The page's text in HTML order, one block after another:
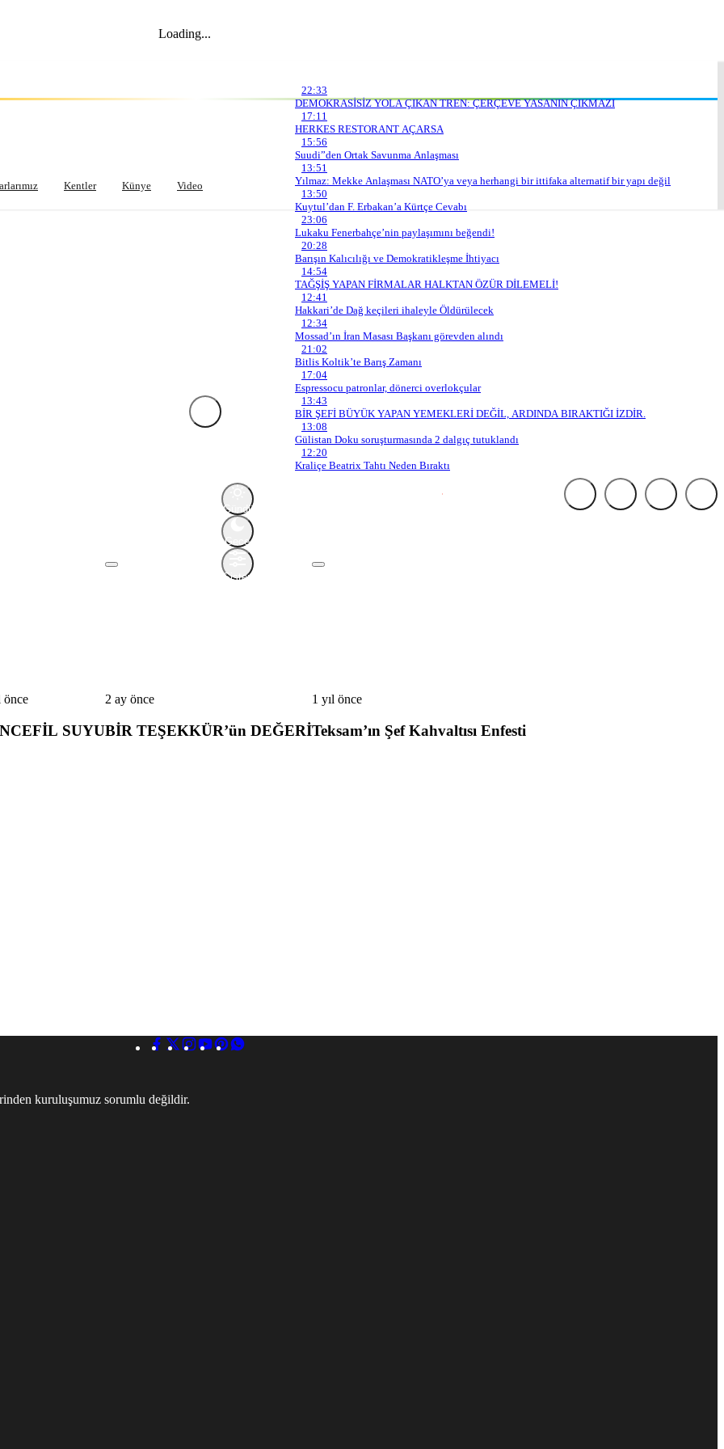
Loading...
22:33
DEMOKRASİSİZ YOLA ÇIKAN TREN: ÇERÇEVE YASANIN ÇIKMAZI
17:11
HERKES RESTORANT AÇARSA
15:56
Suudi”den Ortak Savunma Anlaşması
13:51
Yılmaz: Mekke Anlaşması NATO’ya veya herhangi bir ittifaka alternatif bir yapı değil
13:50
Kuytul’dan F. Erbakan’a Kürtçe Cevabı
23:06
Lukaku Fenerbahçe’nin paylaşımını beğendi!
20:28
Barışın Kalıcılığı ve Demokratikleşme İhtiyacı
14:54
TAĞŞİŞ YAPAN FİRMALAR HALKTAN ÖZÜR DİLEMELİ!
12:41
Hakkari’de Dağ keçileri ihaleyle Öldürülecek
12:34
Mossad’ın İran Masası Başkanı görevden alındı
21:02
Bitlis Koltik’te Barış Zamanı
17:04
Espressocu patronlar, dönerci overlokçular
13:43
BİR ŞEFİ BÜYÜK YAPAN YEMEKLERİ DEĞİL, ARDINDA BIRAKTIĞI İZDİR.
13:08
Gülistan Doku soruşturmasında 2 dalgıç tutuklandı
12:20
Kraliçe Beatrix Tahtı Neden Bıraktı
Mod
değiştir
Mod seçin, deneyimini kişiselleştirin.
Gündüz
ModuGündüz
modunu
seçin.
Gece
ModuGece
modunu
seçin.
Sistem
Premium'a Geç
Kentler Künye Video
önce
SUYU
2 ay önce
BİR TEŞEKKÜR’ün DEĞERİ
1 yıl önce
Teksam’ın Şef Kahvaltısı Enfesti
kuruluşumuz sorumlu değildir.